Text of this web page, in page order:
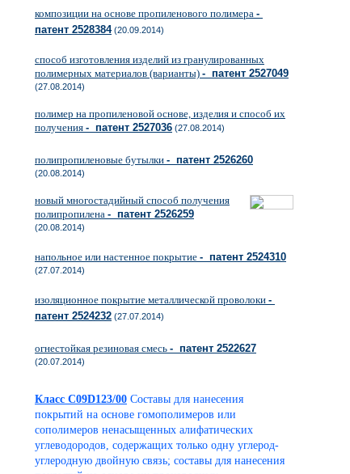
композиции на основе пропиленового полимера -
патент 2528384(20.09.2014)
способ изготовления изделий из гранулированных
полимерных материалов (варианты) - патент 2527049
(27.08.2014)
полимер на пропиленовой основе, изделия и способ их
получения - патент 2527036 (27.08.2014)
полипропиленовые бутылки - патент 2526260
(20.08.2014)
новый многостадийный способ получения
полипропилена - патент 2526259
(20.08.2014)
напольное или настенное покрытие - патент 2524310
(27.07.2014)
изоляционное покрытие металлической проволоки -
патент 2524232 (27.07.2014)
огнестойкая резиновая смесь - патент 2522627
(20.07.2014)
Класс C09D123/00 Составы для нанесения
покрытий на основе гомополимеров или
сополимеров ненасыщенных алифатических
углеводородов, содержащих только одну углерод-
углеродную двойную связь; составы для нанесения